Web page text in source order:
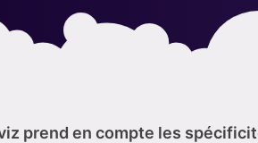
prend en compte les